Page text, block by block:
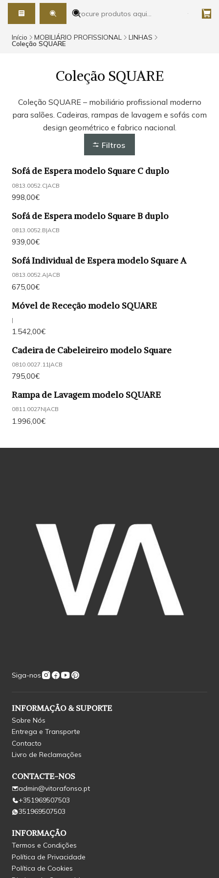
Início MOBILIÁRIO PROFISSIONAL LINHAS
Coleção SQUARE
Coleção SQUARE
Coleção SQUARE – mobiliário profissional moderno
para salões. Cadeiras, rampas de lavagem e sofás com
design geométrico e fabrico nacional.
Filtros
Sofá de Espera modelo Square C duplo
0813.0052.C|ACB
998,00€
Sofá de Espera modelo Square B duplo
0813.0052.B|ACB
939,00€
Sofá Individual de Espera modelo Square A
0813.0052.A|ACB
675,00€
Móvel de Receção modelo SQUARE
|
1.542,00€
Cadeira de Cabeleireiro modelo Square
0810.0027.11|ACB
795,00€
Rampa de Lavagem modelo SQUARE
0811.0027N|ACB
1.996,00€
Siga-nos
INFORMAÇÃO & SUPORTE
Sobre Nós
Entrega e Transporte
Contacto
Livro de Reclamações
CONTACTE-NOS
admin@vitorafonso.pt
+351969507503
351969507503
INFORMAÇÃO
Termos e Condições
Política de Privacidade
Política de Cookies